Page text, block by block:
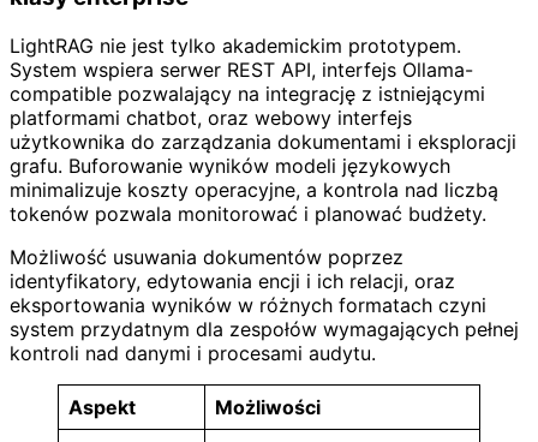
LightRAG nie jest tylko akademickim prototypem.
System wspiera serwer REST API, interfejs Ollama-
compatible pozwalający na integrację z istniejącymi
platformami chatbot, oraz webowy interfejs
użytkownika do zarządzania dokumentami i eksploracji
grafu. Buforowanie wyników modeli językowych
minimalizuje koszty operacyjne, a kontrola nad liczbą
tokenów pozwala monitorować i planować budżety.
Możliwość usuwania dokumentów poprzez
identyfikatory, edytowania encji i ich relacji, oraz
eksportowania wyników w różnych formatach czyni
system przydatnym dla zespołów wymagających pełnej
kontroli nad danymi i procesami audytu.
Aspekt
Możliwości